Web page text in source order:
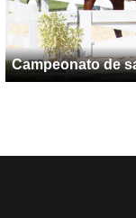
Campeonato de